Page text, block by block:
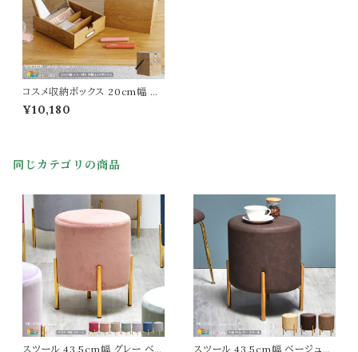
コスメ収納ボックス 20cm幅 ヴ
ィンテージナチュラル 木製収納
ボックス 鏡付き ミラー付き ツー
ン スタイリッシュ コスメボックス
¥10,180
同じカテゴリの商品
スツール 43.5cm幅 グレー ベー
スツール 43.5cm幅 ベージュ系